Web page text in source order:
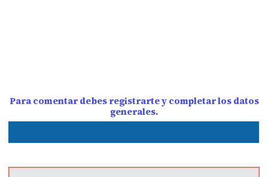
Para comentar debes registrarte y completar los datos
generales.